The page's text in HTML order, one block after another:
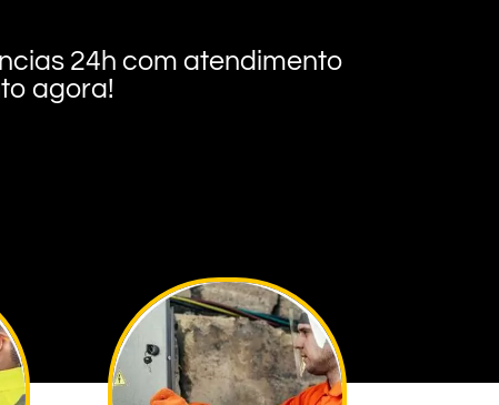
24h com atendimento
agora!